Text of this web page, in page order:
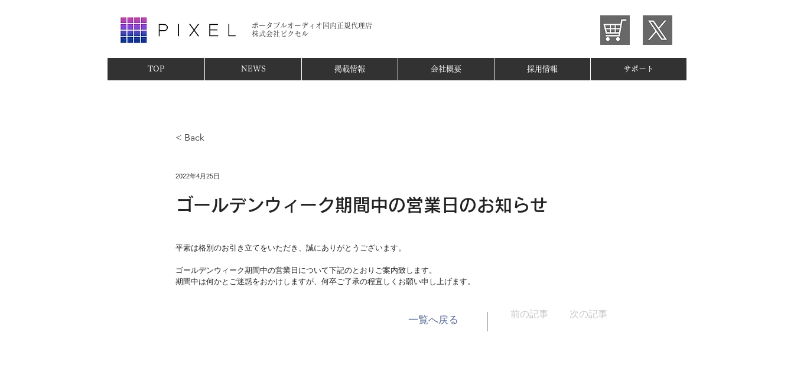
ポータブルオーディオ国内正規代理店​
​株式会社ピクセル
TOP NEWS 掲載情報 会社概要 採用情報 サポート
< Back
2022年4月25日
ゴールデンウィーク期間中の営業日のお知らせ
平素は格別のお引き立てをいただき、誠にありがとうございます。
ゴールデンウィーク期間中の営業日について下記のとおりご案内致します。
期間中は何かとご迷惑をおかけしますが、何卒ご了承の程宜しくお願い申し上げます。
一覧へ戻る 前の記事 次の記事